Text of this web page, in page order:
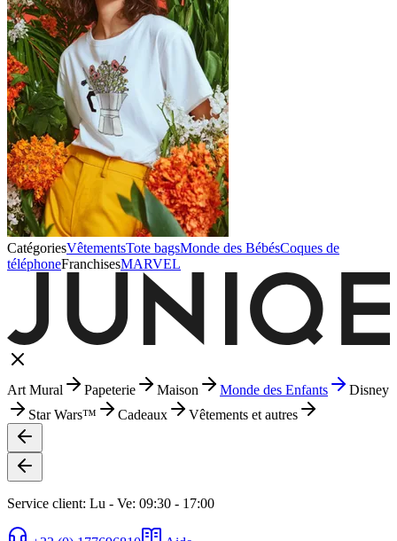
CatégoriesVêtementsTote bagsMonde des BébésCoques de
téléphoneFranchisesMARVEL
Art Mural Papeterie Maison Monde des Enfants
Disney
Star Wars™
Cadeaux Vêtements et autres
Service client: Lu - Ve: 09:30 - 17:00